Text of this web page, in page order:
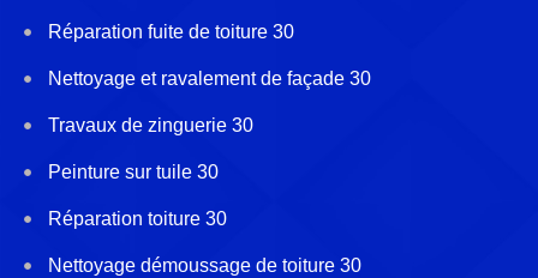
Réparation fuite de toiture 30
Nettoyage et ravalement de façade 30
Travaux de zinguerie 30
Peinture sur tuile 30
Réparation toiture 30
Nettoyage démoussage de toiture 30